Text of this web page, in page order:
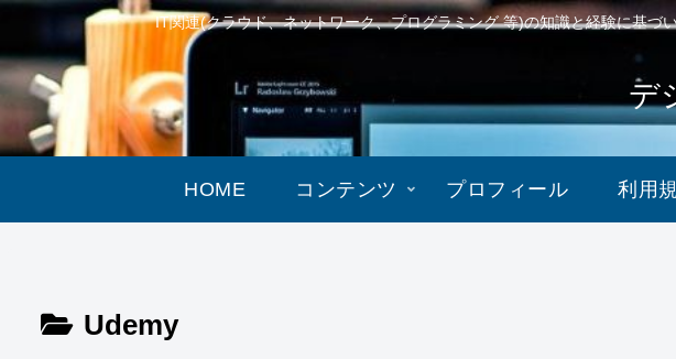
IT関連(クラウド、ネットワーク、プログラミング 等)の知識と経験に基づ
デ
HOME コンテンツ プロフィール 利用
Udemy